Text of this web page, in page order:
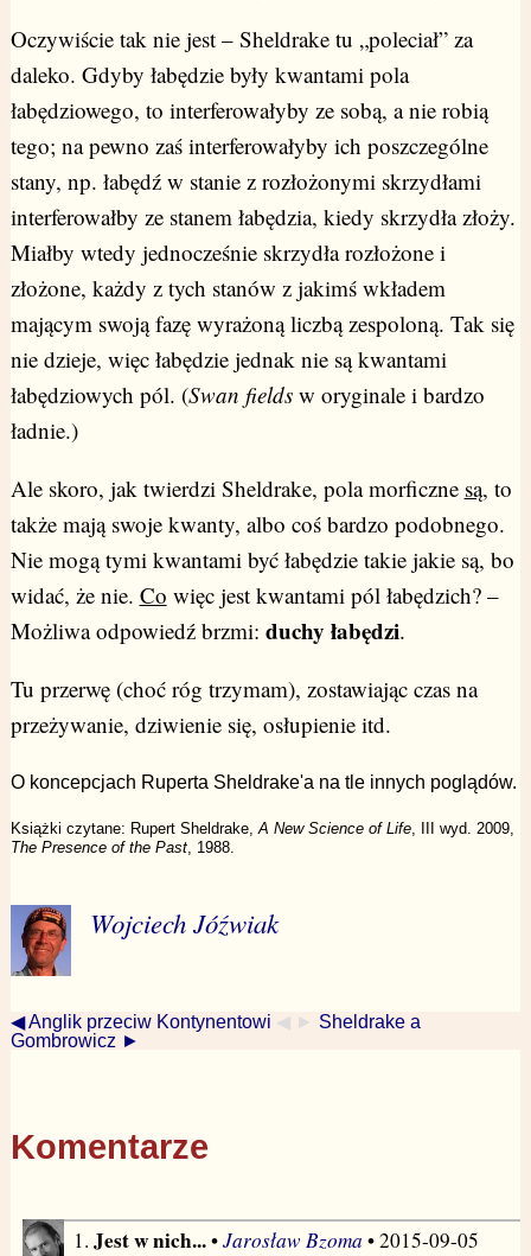
Oczywiście tak nie jest – Sheldrake tu „poleciał” za
daleko. Gdyby łabędzie były kwantami pola
łabędziowego, to interferowałyby ze sobą, a nie robią
tego; na pewno zaś interferowałyby ich poszczególne
stany, np. łabędź w stanie z rozłożonymi skrzydłami
interferowałby ze stanem łabędzia, kiedy skrzydła złoży.
Miałby wtedy jednocześnie skrzydła rozłożone i
złożone, każdy z tych stanów z jakimś wkładem
mającym swoją fazę wyrażoną liczbą zespoloną. Tak się
nie dzieje, więc łabędzie jednak nie są kwantami
łabędziowych pól. (Swan fieldsw oryginale i bardzo
ładnie.)
Ale skoro, jak twierdzi Sheldrake, pola morficzne są, to
także mają swoje kwanty, albo coś bardzo podobnego.
Nie mogą tymi kwantami być łabędzie takie jakie są, bo
widać, że nie. Co więc jest kwantami pól łabędzich? –
Możliwa odpowiedź brzmi: duchy łabędzi.
Tu przerwę (choć róg trzymam), zostawiając czas na
przeżywanie, dziwienie się, osłupienie itd.
O koncepcjach Ruperta Sheldrake'a na tle innych poglądów.
Książki czytane: Rupert Sheldrake, A New Science of Life, III wyd. 2009,
The Presence of the Past, 1988.
Wojciech Jóźwiak
◀ Anglik przeciw Kontynentowi ◀ ► Sheldrake a
Gombrowicz ►
Komentarze
1. Jest w nich...•Jarosław Bzoma • 2015-09-05